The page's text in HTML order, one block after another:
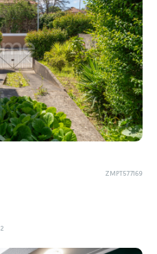
ZMPT577169